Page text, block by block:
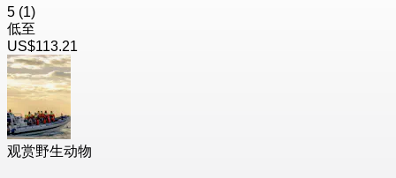
5 (1)
低至
US$113.21
观赏野生动物